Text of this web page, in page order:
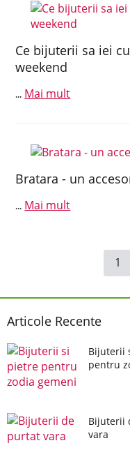
Ce bijuterii sa iei
weekend
... Mai mult
Bratara - un
... Mai mult
1
Articole Recente
Bijuterii
pentru
Bijuterii
vara